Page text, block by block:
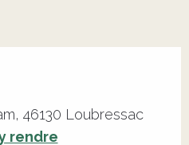
46130 Loubressac
rendre